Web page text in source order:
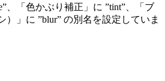
、「色かぶり補正」に ”tint”、「ブ
）」に ”blur” の別名を設定していま